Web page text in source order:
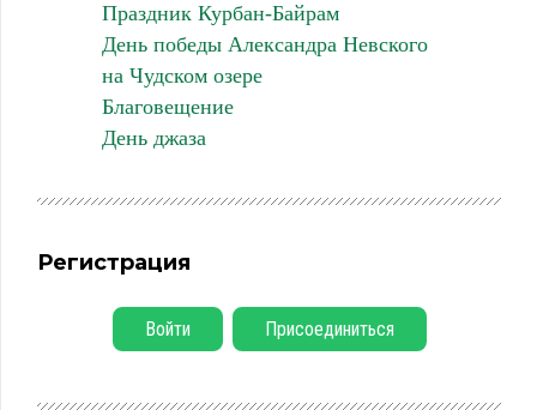
Праздник Курбан-Байрам
День победы Александра Невского
на Чудском озере
Благовещение
День джаза
Регистрация
Войти Присоединиться